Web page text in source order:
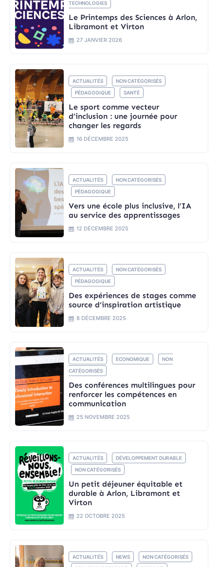
TECHNOLOGIES
Le Printemps des Sciences à Arlon,
Libramont et Virton
27 JANVIER 2026
ACTUALITÉS
NON CATÉGORISÉS
PÉDAGOGIQUE
SANTÉ
Le sport comme vecteur
d’inclusion : une journée pour
changer les regards
16 DÉCEMBRE 2025
ACTUALITÉS
NON CATÉGORISÉS
PÉDAGOGIQUE
Vers une école plus inclusive, l’IA
au service des apprentissages
12 DÉCEMBRE 2025
ACTUALITÉS
NON CATÉGORISÉS
PÉDAGOGIQUE
Des expériences de stages comme
source d’inspiration artistique
8 DÉCEMBRE 2025
ACTUALITÉS ECONOMIQUE
NON
CATÉGORISÉS
Des conférences multilingues pour
renforcer les compétences en
communication
25 NOVEMBRE 2025
ACTUALITÉS
DÉVELOPPEMENT DURABLE
NON CATÉGORISÉS
Un petit déjeuner équitable et
durable à Arlon, Libramont et
Virton
22 OCTOBRE 2025
ACTUALITÉS NEWS
NON CATÉGORISÉS